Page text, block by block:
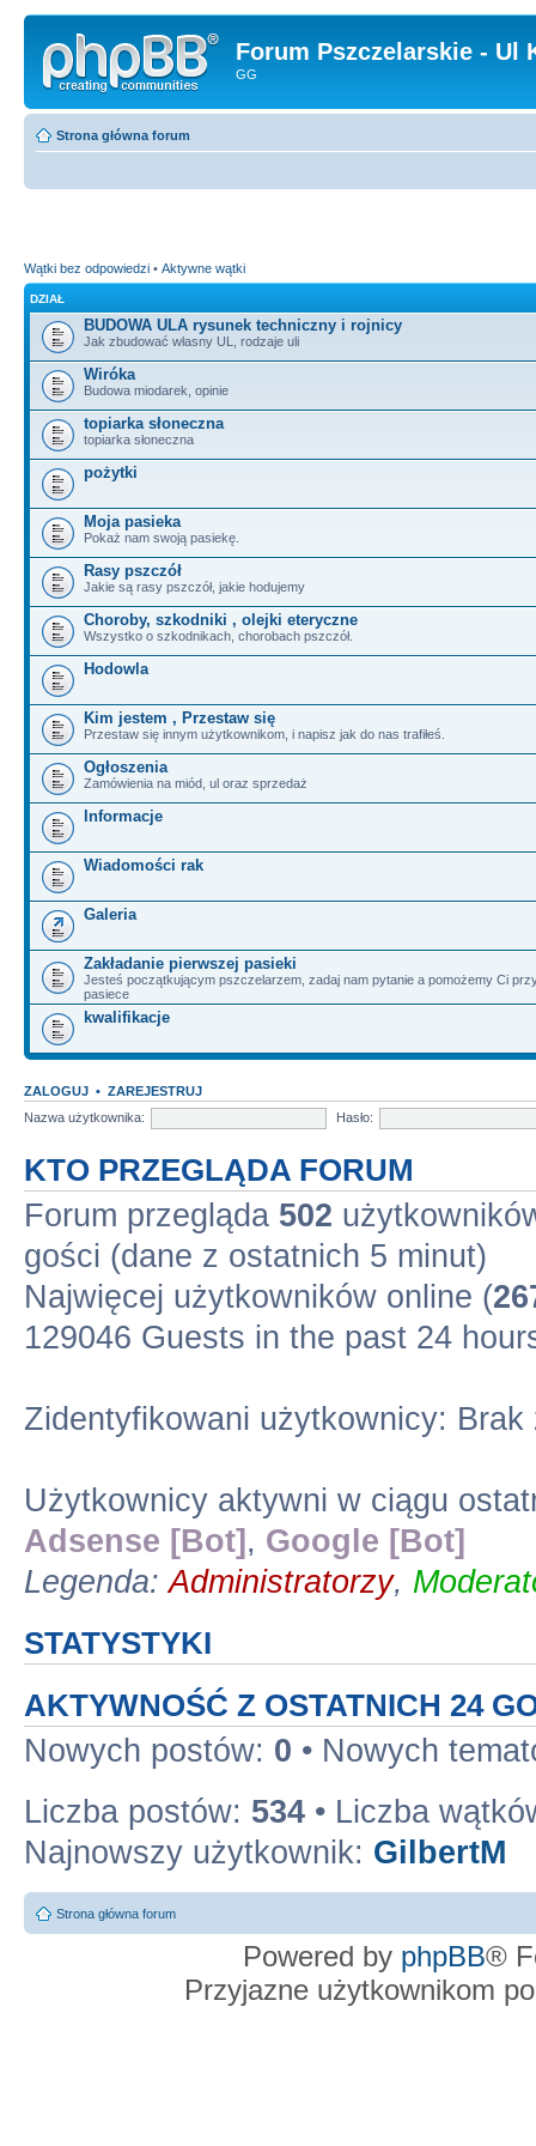
Forum Pszczelarskie - Ul
GG
Strona główna forum
Wątki bez odpowiedzi • Aktywne wątki
DZIAŁ
BUDOWA ULA rysunek techniczny i rojnicy
Jak zbudować własny UL, rodzaje uli
Wiróka
Budowa miodarek, opinie
topiarka słoneczna
topiarka słoneczna
pożytki
Moja pasieka
Pokaż nam swoją pasiekę.
Rasy pszczół
Jakie są rasy pszczół, jakie hodujemy
Choroby, szkodniki , olejki eteryczne
Wszystko o szkodnikach, chorobach pszczół.
Hodowla
Kim jestem , Przestaw się
Przestaw się innym użytkownikom, i napisz jak do nas trafiłeś.
Ogłoszenia
Zamówienia na miód, ul oraz sprzedaż
Informacje
Wiadomości rak
Galeria
Zakładanie pierwszej pasieki
Jesteś początkującym pszczelarzem, zadaj nam pytanie a pomożemy Ci
pasiece
kwalifikacje
ZALOGUJ • ZAREJESTRUJ
Nazwa użytkownika:
Hasło:
KTO PRZEGLĄDA FORUM
Forum przegląda 502
gości (dane z ostatnich 5 minut)
Najwięcej użytkowników online (
129046 Guests in the past 24
Zidentyfikowani użytkownicy:
Użytkownicy aktywni w ciągu
Adsense [Bot] , Google [Bot]
Legenda:Administratorzy,
STATYSTYKI
AKTYWNOŚĆ Z OSTATNICH 24
Nowych postów: 0 • Nowych
Liczba postów: 534 • Liczba
Najnowszy użytkownik: GilbertM
Strona główna forum
Powered by phpBB®
Przyjazne użytkownikom